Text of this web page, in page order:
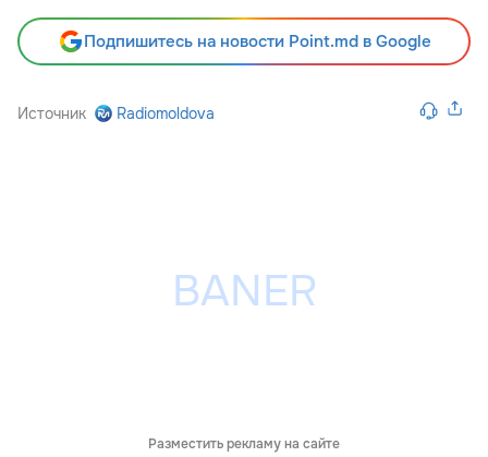
Подпишитесь на новости Point.md в Google
Источник Radiomoldova
Разместить рекламу на сайте